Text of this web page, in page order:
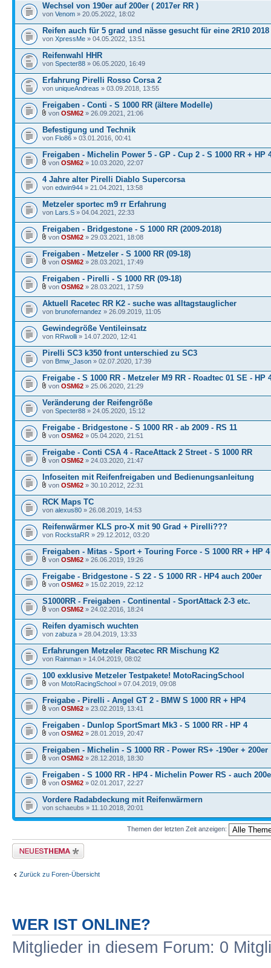
Wechsel von 190er auf 200er ( 2017er RR )
von Venom » 20.05.2022, 18:02
Reifen auch für 5 grad und nässe gesucht für eine 2R10 2018
von XpressMe » 04.05.2022, 13:51
Reifenwahl HHR
von Specter88 » 06.05.2020, 16:49
Erfahrung Pirelli Rosso Corsa 2
von uniqueAndreas » 03.09.2018, 13:55
Freigaben - Conti - S 1000 RR (ältere Modelle)
von OSM62 » 26.09.2021, 21:06
Befestigung und Technik
von Flo86 » 03.01.2016, 00:41
Freigaben - Michelin Power 5 - GP - Cup 2 - S 1000 RR + HP
von OSM62 » 10.03.2020, 22:07
4 Jahre alter Pirelli Diablo Supercorsa
von edwin944 » 21.04.2021, 13:58
Metzeler sportec m9 rr Erfahrung
von Lars.S » 04.04.2021, 22:33
Freigaben - Bridgestone - S 1000 RR (2009-2018)
von OSM62 » 29.03.2021, 18:08
Freigaben - Metzeler - S 1000 RR (09-18)
von OSM62 » 28.03.2021, 17:49
Freigaben - Pirelli - S 1000 RR (09-18)
von OSM62 » 28.03.2021, 17:59
Aktuell Racetec RR K2 - suche was alltagstauglicher
von brunofernandez » 26.09.2019, 11:05
Gewindegröße Ventileinsatz
von RRwolli » 14.07.2020, 12:41
Pirelli SC3 k350 front unterschied zu SC3
von Bmw_Jason » 02.07.2020, 17:39
Freigabe - S 1000 RR - Metzeler M9 RR - Roadtec 01 SE - HP
von OSM62 » 25.06.2020, 21:29
Veränderung der Reifengröße
von Specter88 » 24.05.2020, 15:12
Freigabe - Bridgestone - S 1000 RR - ab 2009 - RS 11
von OSM62 » 05.04.2020, 21:51
Freigabe - Conti CSA 4 - RaceAttack 2 Street - S 1000 RR
von OSM62 » 24.03.2020, 21:47
Infoseiten mit Reifenfreigaben und Bedienungsanleitung
von OSM62 » 30.10.2012, 22:31
RCK Maps TC
von alexus80 » 26.08.2019, 14:53
Reifenwärmer KLS pro-X mit 90 Grad + Pirelli???
von RockstaRR » 29.12.2012, 03:20
Freigaben - Mitas - Sport + Touring Force - S 1000 RR + HP 4
von OSM62 » 26.06.2019, 19:26
Freigabe - Bridgestone - S 22 - S 1000 RR - HP4 auch 200er
von OSM62 » 15.02.2019, 22:12
S1000RR - Freigaben - Continental - SportAttack 2-3 etc.
von OSM62 » 24.02.2016, 18:24
Reifen dyamisch wuchten
von zabuza » 28.04.2019, 13:33
Erfahrungen Metzeler Racetec RR Mischung K2
von Rainman » 14.04.2019, 08:02
100 exklusive Metzeler Testpakete! MotoRacingSchool
von MotoRacingSchool » 07.04.2019, 09:08
Freigabe - Pirelli - Angel GT 2 - BMW S 1000 RR + HP4
von OSM62 » 23.02.2019, 13:41
Freigaben - Dunlop SportSmart Mk3 - S 1000 RR - HP 4
von OSM62 » 28.01.2019, 20:47
Freigaben - Michelin - S 1000 RR - Power RS+ -190er + 200er
von OSM62 » 28.12.2018, 18:30
Freigaben - S 1000 RR - HP4 - Michelin Power RS - auch
von OSM62 » 02.01.2017, 22:27
Vordere Radabdeckung mit Reifenwärmern
von schaeubs » 11.10.2018, 20:01
Themen der letzten Zeit anzeigen:
Neues Thema erstellen
Zurück zu Foren-Übersicht
WER IST ONLINE?
Mitglieder in diesem Forum: 0